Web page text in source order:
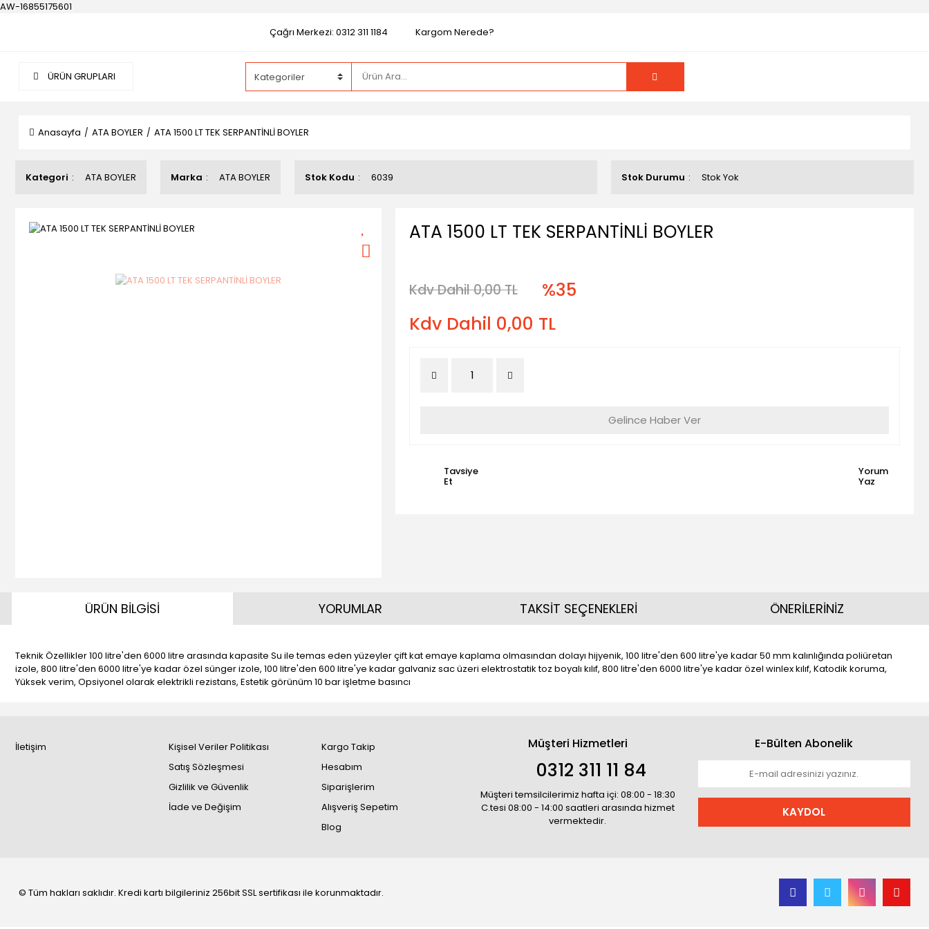
AW-16855175601
Çağrı Merkezi: 0312 311 1184
Kargom Nerede?
ÜRÜN GRUPLARI
Anasayfa ATA BOYLER ATA 1500 LT TEK SERPANTİNLİ BOYLER
Kategori ATA BOYLER Marka ATA BOYLER Stok Kodu 6039 Stok Durumu Stok Yok
ATA 1500 LT TEK SERPANTİNLİ BOYLER
Kdv Dahil 0,00 TL
%35
Kdv Dahil 0,00 TL
Gelince Haber Ver
Tavsiye
Et
Yorum
Yaz
ÜRÜN BİLGİSİ
Teknik Özellikler 100 litre'den 6000 litre arasında kapasite Su ile temas eden yüzeyler çift kat emaye kaplama olmasından dolayı hijyenik, 100 litre'den 600 litre'ye kadar 50 mm kalınlığında poliüretan
izole, 800 litre'den 6000 litre'ye kadar özel sünger izole, 100 litre'den 600 litre'ye kadar galvaniz sac üzeri elektrostatik toz boyalı kılıf, 800 litre'den 6000 litre'ye kadar özel winlex kılıf, Katodik koruma,
Yüksek verim, Opsiyonel olarak elektrikli rezistans, Estetik görünüm 10 bar işletme basıncı
YORUMLAR TAKSİT SEÇENEKLERİ ÖNERİLERİNİZ
İletişim
Kişisel Veriler Politikası
Satış Sözleşmesi
Gizlilik ve Güvenlik
İade ve Değişim
Kargo Takip
Hesabım
Siparişlerim
Alışveriş Sepetim
Blog
Müşteri Hizmetleri
0312 311 11 84
Müşteri temsilcilerimiz hafta içi: 08:00 - 18:30
C.tesi 08:00 - 14:00 saatleri arasında hizmet
vermektedir.
E-Bülten Abonelik
KAYDOL
© Tüm hakları saklıdır. Kredi kartı bilgileriniz 256bit SSL sertifikası ile korunmaktadır.